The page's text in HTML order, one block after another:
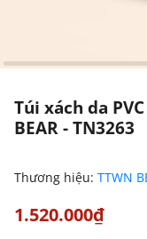
Túi xách da
BEAR - TN3263
Thương hiệu: TTWN
1.520.000₫